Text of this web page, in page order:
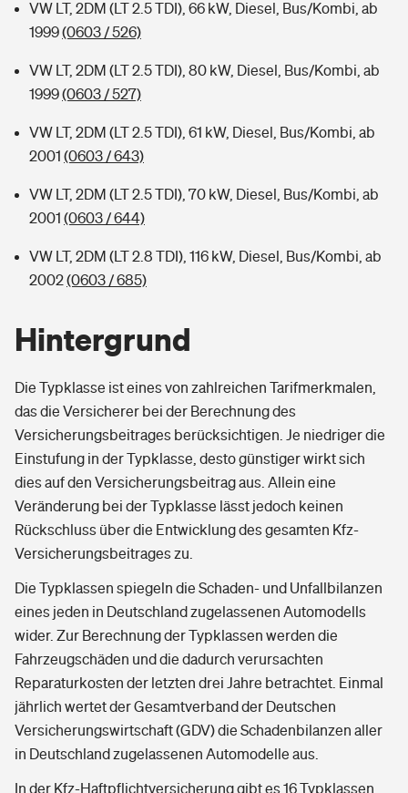
VW LT, 2DM (LT 2.5 TDI), 66 kW, Diesel, Bus/Kombi, ab
1999(0603 / 526)
VW LT, 2DM (LT 2.5 TDI), 80 kW, Diesel, Bus/Kombi, ab
1999(0603 / 527)
VW LT, 2DM (LT 2.5 TDI), 61 kW, Diesel, Bus/Kombi, ab
2001 (0603 / 643)
VW LT, 2DM (LT 2.5 TDI), 70 kW, Diesel, Bus/Kombi, ab
2001 (0603 / 644)
VW LT, 2DM (LT 2.8 TDI), 116 kW, Diesel, Bus/Kombi, ab
2002(0603 / 685)
Hintergrund
Die Typklasse ist eines von zahlreichen Tarifmerkmalen,
das die Versicherer bei der Berechnung des
Versicherungsbeitrages berücksichtigen. Je niedriger die
Einstufung in der Typklasse, desto günstiger wirkt sich
dies auf den Versicherungsbeitrag aus. Allein eine
Veränderung bei der Typklasse lässt jedoch keinen
Rückschluss über die Entwicklung des gesamten Kfz-
Versicherungsbeitrages zu.
Die Typklassen spiegeln die Schaden- und Unfallbilanzen
eines jeden in Deutschland zugelassenen Automodells
wider. Zur Berechnung der Typklassen werden die
Fahrzeugschäden und die dadurch verursachten
Reparaturkosten der letzten drei Jahre betrachtet. Einmal
jährlich wertet der Gesamtverband der Deutschen
Versicherungswirtschaft (GDV) die Schadenbilanzen aller
in Deutschland zugelassenen Automodelle aus.
In der Kfz-Haftpflichtversicherung gibt es 16 Typklassen